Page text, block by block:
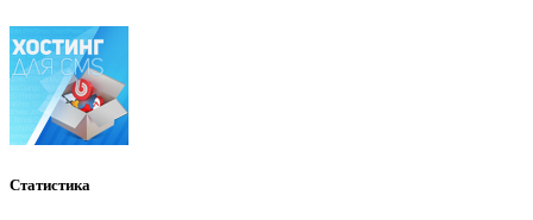
Статистика